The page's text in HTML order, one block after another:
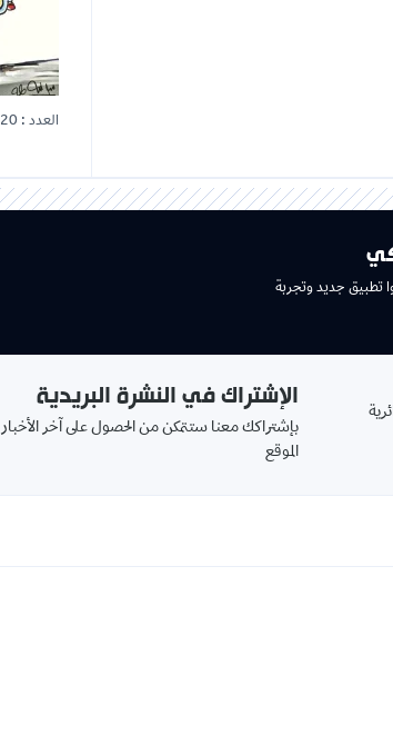
العدد : 11520
تطبيق جديد وتجربة
الإشتراك في النشرة البريدية
بإشتراكك معنا ستتمكن من الحصول على آخر
الموقع